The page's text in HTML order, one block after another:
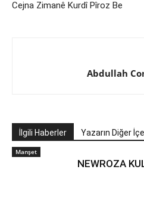
Cejna Zimanê Kurdî Pîroz Be
Abdullah
İlgili Haberler Yazarın Diğer
Manşet
NEWROZA